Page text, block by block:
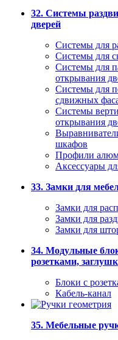
32. Системы
дверей
Системы для
Системы для
Системы для
открывания
Системы для
сдвижных
Системы
открывания
шкафов
Профили
Аксессуары
33. Замки для
Замки для
Замки для
Замки для
34. Модульные
розетками,
Блоки с
Кабель-канал
35. Мебельные